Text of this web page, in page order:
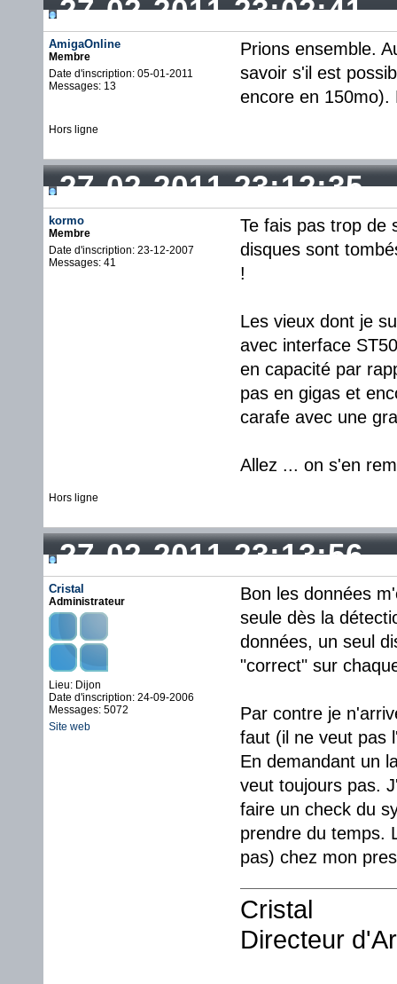
27-02-2011 23:02:41
AmigaOnline
Membre
Date d'inscription: 05-01-2011
Messages: 13
Prions ensemble.
savoir s'il est
encore en 150mo).
Hors ligne
27-02-2011 23:12:35
kormo
Membre
Date d'inscription: 23-12-2007
Messages: 41
Te fais pas trop de
disques sont
!
Les vieux dont je
avec interface
en capacité par
pas en gigas et
carafe avec une
Allez ... on s'en
Hors ligne
27-02-2011 23:13:56
Cristal
Administrateur
Lieu: Dijon
Date d'inscription: 24-09-2006
Messages: 5072
Site web
Bon les données
seule dès la
données, un seul
"correct" sur
Par contre je
faut (il ne veut pas
En demandant un
veut toujours pas.
faire un check du
prendre du temps.
pas) chez mon
Cristal
Directeur